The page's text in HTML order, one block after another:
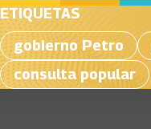
ETIQUETAS
gobierno Petro
consulta popular